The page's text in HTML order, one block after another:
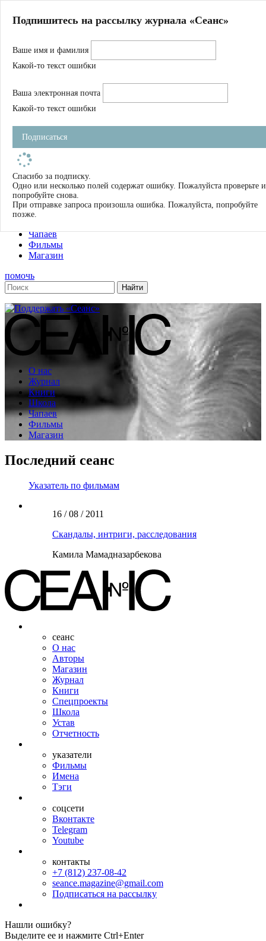
Магазин
Журнал
Школа
Устав
Фильмы
Имена
Тэги
О нас
Журнал
Книги
Чапаев
Фильмы
Магазин
помочь
О нас
Журнал
Книги
Школа
Чапаев
Фильмы
Магазин
Последний сеанс
Указатель по фильмам
16 / 08 / 2011
Скандалы, интриги, расследования
Камила Мамадназарбекова
сеанс
О нас
Авторы
Магазин
Журнал
Книги
Спецпроекты
Школа
Устав
Отчетность
указатели
Фильмы
Имена
Тэги
соцсети
Вконтакте
Telegram
Youtube
контакты
+7 (812) 237-08-42
seance.magazine@gmail.com
Подписаться на рассылку
Подпишитесь на рассылку журнала «Сеанс»
Ваше имя и фамилия
Какой-то текст ошибки
Ваша электронная почта
Какой-то текст ошибки
Подписаться
Спасибо за подписку.
Одно или несколько полей содержат ошибку. Пожалуйста проверьте и
попробуйте снова.
При отправке запроса произошла ошибка. Пожалуйста, попробуйте
позже.
Нашли ошибку?
Выделите ее и нажмите Ctrl+Enter